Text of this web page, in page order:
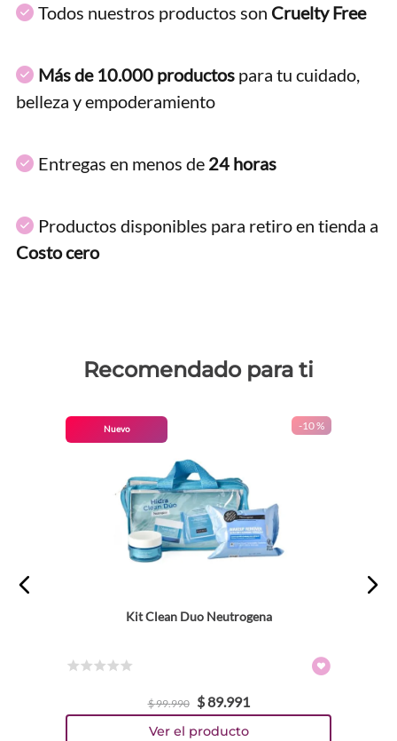
Todos nuestros productos son Cruelty Free
Más de 10.000 productos para tu cuidado,
belleza y empoderamiento
Entregas en menos de 24 horas
Productos disponibles para retiro en tienda a
Costo cero
Recomendado para ti
Nuevo -10 %
Kit Clean Duo Neutrogena
$99.990 $89.991